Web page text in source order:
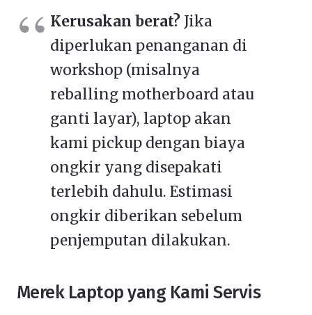
Kerusakan berat? Jika
diperlukan penanganan di
workshop (misalnya
reballing motherboard atau
ganti layar), laptop akan
kami pickup dengan biaya
ongkir yang disepakati
terlebih dahulu. Estimasi
ongkir diberikan sebelum
penjemputan dilakukan.
Merek Laptop yang Kami Servis